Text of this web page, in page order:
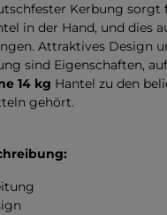
Kerbung sorgt
in der Hand, und dies
Attraktives Design
sind Eigenschaften,
14 kg Hantel zu den
gehört.